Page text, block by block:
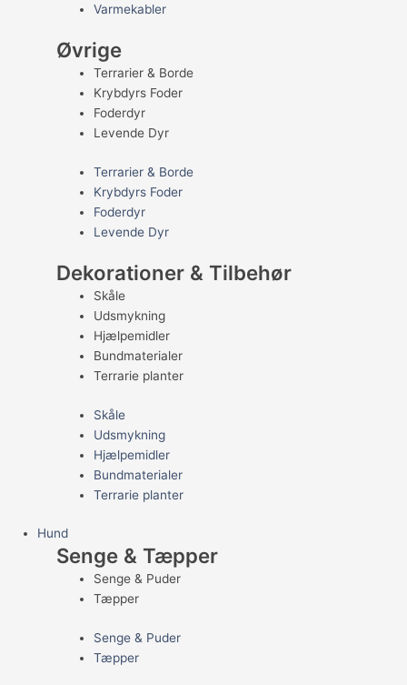
Varmekabler
Øvrige
Terrarier & Borde
Krybdyrs Foder
Foderdyr
Levende Dyr
Terrarier & Borde
Krybdyrs Foder
Foderdyr
Levende Dyr
Dekorationer & Tilbehør
Skåle
Udsmykning
Hjælpemidler
Bundmaterialer
Terrarie planter
Skåle
Udsmykning
Hjælpemidler
Bundmaterialer
Terrarie planter
Hund
Senge & Tæpper
Senge & Puder
Tæpper
Senge & Puder
Tæpper